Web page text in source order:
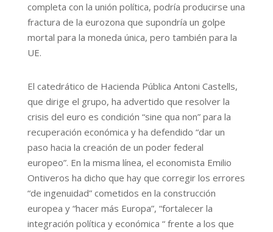
completa con la unión política, podría producirse una
fractura de la eurozona que supondría un golpe
mortal para la moneda única, pero también para la
UE.
El catedrático de Hacienda Pública Antoni Castells,
que dirige el grupo, ha advertido que resolver la
crisis del euro es condición “sine qua non” para la
recuperación económica y ha defendido “dar un
paso hacia la creación de un poder federal
europeo”. En la misma línea, el economista Emilio
Ontiveros ha dicho que hay que corregir los errores
“de ingenuidad” cometidos en la construcción
europea y “hacer más Europa”, “fortalecer la
integración política y económica “ frente a los que